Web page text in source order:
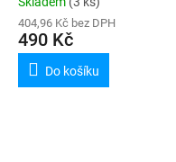
404,96 Kč bez DPH
490 Kč
Do košíku